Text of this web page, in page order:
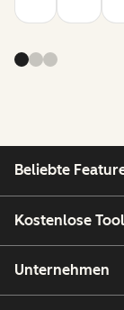
Beliebte
Kostenlose
Unternehmen